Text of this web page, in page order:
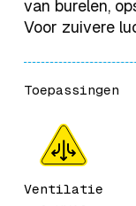
van burelen,
Voor zuivere
Toepassingen
Ventilatie